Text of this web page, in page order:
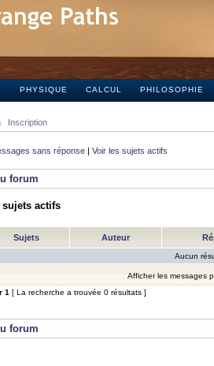
PHYSIQUE CALCUL PHILOSOPHIE
Inscription
sans réponse | Voir les sujets actifs
forum
actifs
Sujets Auteur
Aucun
Afficher les messages
1 [ La recherche a trouvée 0 résultats ]
forum